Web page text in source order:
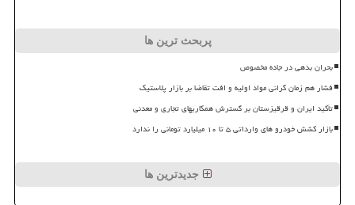
پربحث ترین ها
بحران بدهی در جاده مخصوص
فشار هم زمان گرانی مواد اولیه و افت تقاضا بر بازار پلاستیک
تأکید ایران و قرقیزستان بر گسترش همکاریهای تجاری و معدنی
بازار کشش خودرو های وارداتی ۵ تا ۱۰ میلیارد تومانی را ندارد
جدیدترین ها